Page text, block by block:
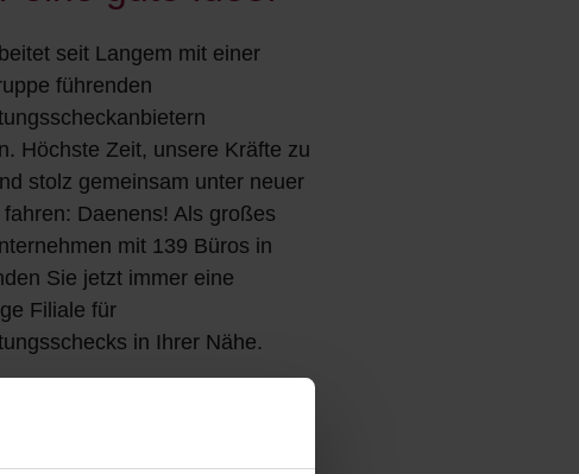
seit Langem mit einer
führenden
Höchste Zeit, unsere Kräfte zu
stolz gemeinsam unter neuer
Daenens! Als großes
mit 139 Büros in
Sie jetzt immer eine
Filiale für
in Ihrer Nähe.